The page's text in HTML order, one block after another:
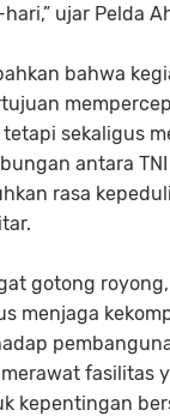
ujar Pelda
bahwa
sekaligus
antara
rasa
gotong
menjaga
fasilitas
kepentingan